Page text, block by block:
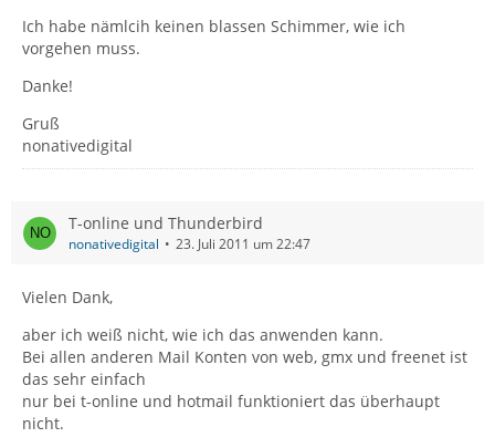
Ich habe nämlcih keinen blassen Schimmer, wie ich
vorgehen muss.
Danke!
Gruß
nonativedigital
T-online und Thunderbird
nonativedigital 23. Juli 2011 um 22:47
Vielen Dank,
aber ich weiß nicht, wie ich das anwenden kann.
Bei allen anderen Mail Konten von web, gmx und freenet ist
das sehr einfach
nur bei t-online und hotmail funktioniert das überhaupt
nicht.